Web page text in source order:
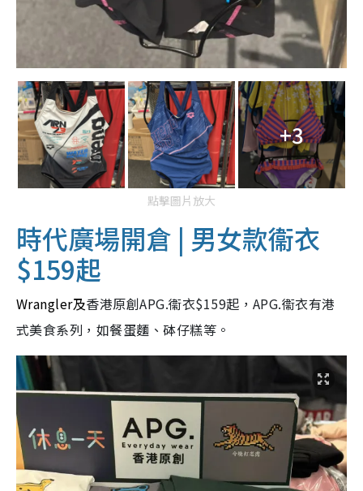
+3
點擊圖片放大
時代廣場開倉 | 男女款衞衣
$159起
Wrangler及香港原創APG.衞衣$159起，APG.衞衣有港
式美食系列，如餐蛋麵、砵仔糕等。